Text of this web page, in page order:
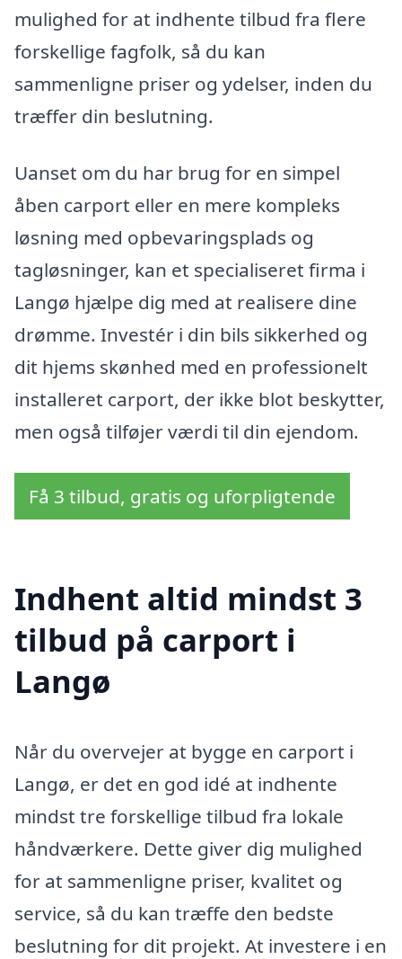
mulighed for at indhente tilbud fra flere
forskellige fagfolk, så du kan
sammenligne priser og ydelser, inden du
træffer din beslutning.
Uanset om du har brug for en simpel
åben carport eller en mere kompleks
løsning med opbevaringsplads og
tagløsninger, kan et specialiseret firma i
Langø hjælpe dig med at realisere dine
drømme. Investér i din bils sikkerhed og
dit hjems skønhed med en professionelt
installeret carport, der ikke blot beskytter,
men også tilføjer værdi til din ejendom.
Få 3 tilbud, gratis og uforpligtende
Indhent altid mindst 3
tilbud på carport i
Langø
Når du overvejer at bygge en carport i
Langø, er det en god idé at indhente
mindst tre forskellige tilbud fra lokale
håndværkere. Dette giver dig mulighed
for at sammenligne priser, kvalitet og
service, så du kan træffe den bedste
beslutning for dit projekt. At investere i en